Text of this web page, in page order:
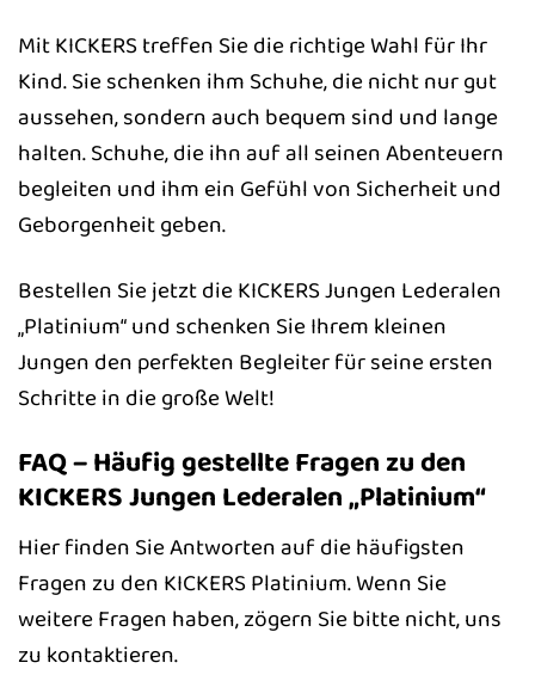
Mit KICKERS treffen Sie die richtige Wahl für Ihr
Kind. Sie schenken ihm Schuhe, die nicht nur gut
aussehen, sondern auch bequem sind und lange
halten. Schuhe, die ihn auf all seinen Abenteuern
begleiten und ihm ein Gefühl von Sicherheit und
Geborgenheit geben.
Bestellen Sie jetzt die KICKERS Jungen Lederalen
„Platinium“ und schenken Sie Ihrem kleinen
Jungen den perfekten Begleiter für seine ersten
Schritte in die große Welt!
FAQ – Häufig gestellte Fragen zu den
KICKERS Jungen Lederalen „Platinium“
Hier finden Sie Antworten auf die häufigsten
Fragen zu den KICKERS Platinium. Wenn Sie
weitere Fragen haben, zögern Sie bitte nicht, uns
zu kontaktieren.